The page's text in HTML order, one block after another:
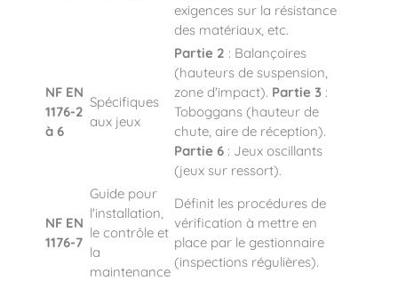
exigences sur la résistance
des matériaux, etc.
NF EN
1176-2
à 6
Spécifiques
aux jeux
Partie 2 : Balançoires
(hauteurs de suspension,
zone d'impact). Partie 3 :
Toboggans (hauteur de
chute, aire de réception).
Partie 6 : Jeux oscillants
(jeux sur ressort).
NF EN
1176-7
Guide pour
l'installation,
le contrôle et
la
maintenance
Définit les procédures de
vérification à mettre en
place par le gestionnaire
(inspections régulières).